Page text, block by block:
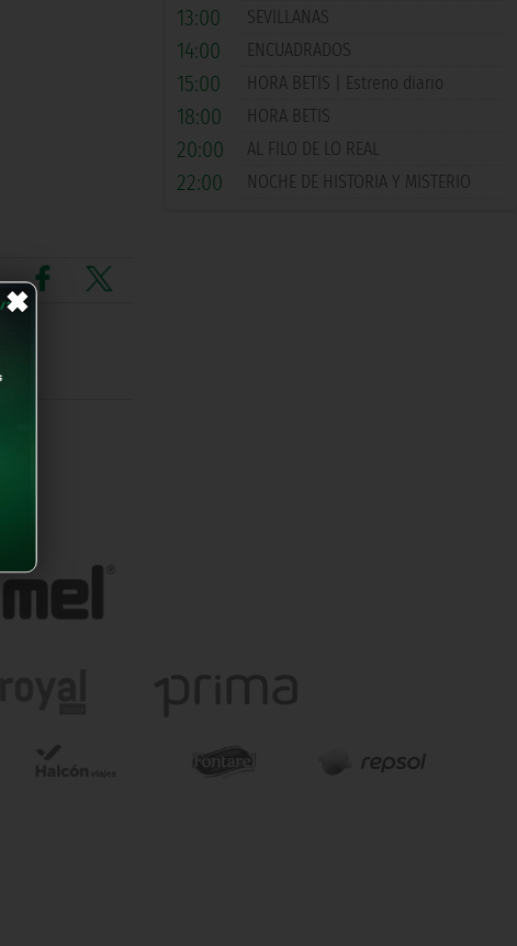
×
13:00 SEVILLANAS
14:00 ENCUADRADOS
15:00 HORA BETIS | Estreno diario
18:00 HORA BETIS
20:00 AL FILO DE LO REAL
22:00 NOCHE DE HISTORIA Y MISTERIO